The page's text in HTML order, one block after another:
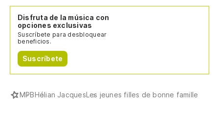
Disfruta de la música con
opciones exclusivas
Suscríbete para desbloquear
beneficios.
Suscríbete
MPBHélian JacquesLes jeunes filles de bonne famille